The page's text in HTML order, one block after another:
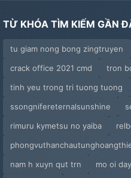
TỪ KHÓA TÌM KIẾM GẦN
tu giam nong bong zingtruyen
crack office 2021 cmd
tron
tinh yeu trong tri tuong tuong
ssongnifereternalsunshine
rimuru kymetsu no yaiba
nam h xuyn qut trn
mo oi